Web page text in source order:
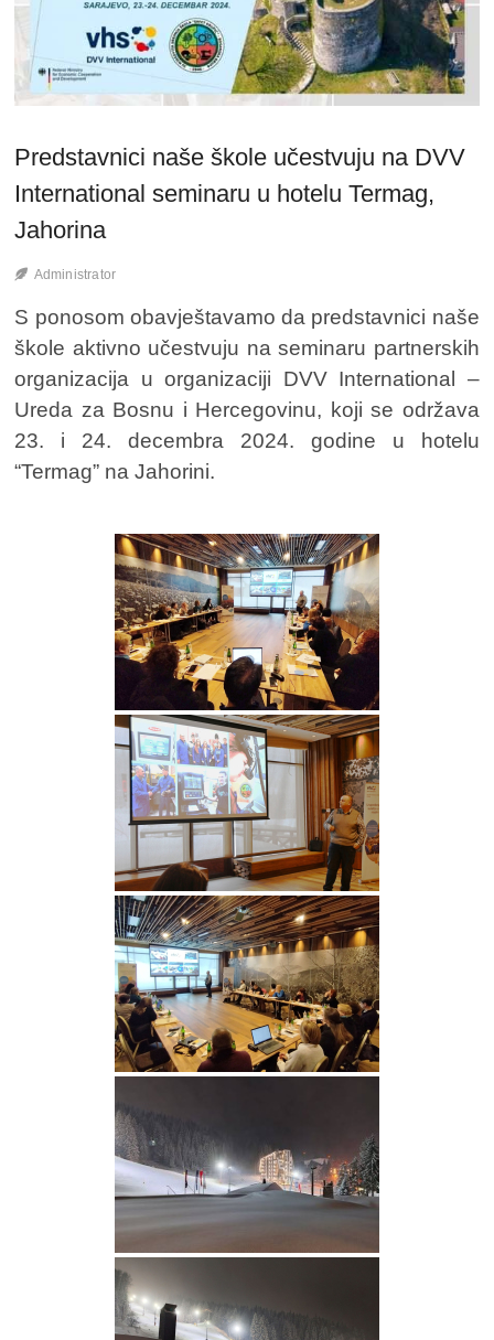
Predstavnici naše škole učestvuju na DVV
International seminaru u hotelu Termag,
Jahorina
Administrator
S ponosom obavještavamo da predstavnici naše
škole aktivno učestvuju na seminaru partnerskih
organizacija u organizaciji DVV International –
Ureda za Bosnu i Hercegovinu, koji se održava
23. i 24. decembra 2024. godine u hotelu
“Termag” na Jahorini.